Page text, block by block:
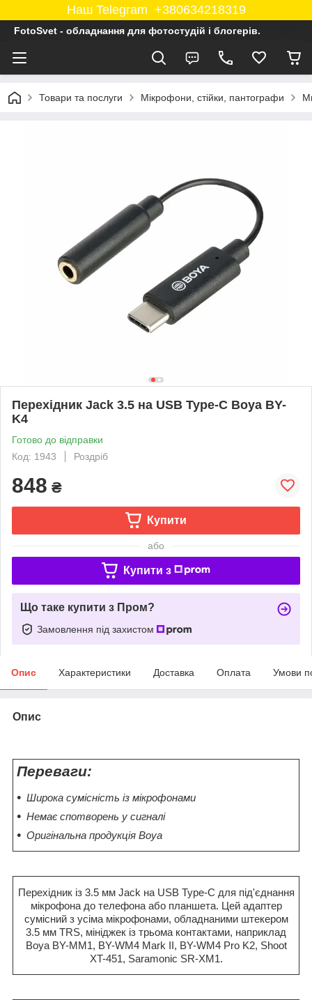
Наш Telegram +380634218319
FotoSvet - обладнання для фотостудій і блогерів.
Товари та послуги Мікрофони, стійки, пантографи
Перехідник Jack 3.5 на USB Type-C Boya BY-
K4
Готово до відправки
Код: 1943
Роздріб
848 ₴
Купити
або
Купити з
Що таке купити з Пром?
Замовлення під захистом
Опис Характеристики Доставка Оплата Умови
Опис
Переваги:
Широка сумісність із мікрофонами
Немає спотворень у сигналі
Оригінальна продукція Boya
Перехідник із 3.5 мм Jack на USB Type-C для під'єднання
мікрофона до телефона або планшета. Цей адаптер
сумісний з усіма мікрофонами, обладнаними штекером
3.5 мм TRS, мініджек із трьома контактами, наприклад
Boya BY-MM1, BY-WM4 Mark II, BY-WM4 Pro K2, Shoot
XT-451, Saramonic SR-XM1.